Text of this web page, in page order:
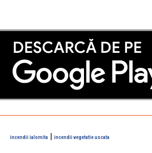
incendii ialomita| incendii vegetatie uscata